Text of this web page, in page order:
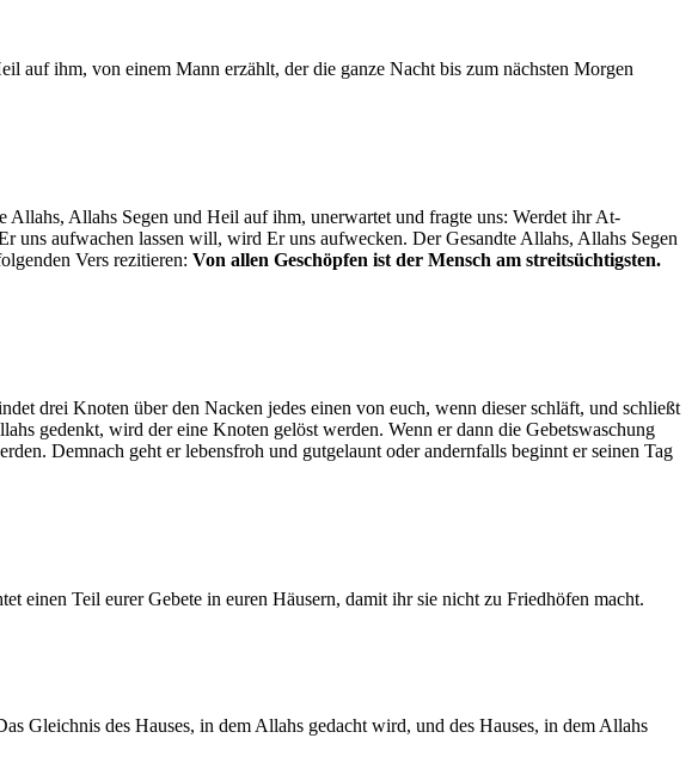
auf ihm, von einem Mann erzählt, der die ganze Nacht bis zum nächsten Morgen
Allahs Segen und Heil auf ihm, unerwartet und fragte uns: Werdet ihr At-
uns aufwachen lassen will, wird Er uns aufwecken. Der Gesandte Allahs, Allahs Segen
Vers rezitieren: Von allen Geschöpfen ist der Mensch am streitsüchtigsten.
drei Knoten über den Nacken jedes einen von euch, wenn dieser schläft, und schließt
gedenkt, wird der eine Knoten gelöst werden. Wenn er dann die Gebetswaschung
Demnach geht er lebensfroh und gutgelaunt oder andernfalls beginnt er seinen Tag
einen Teil eurer Gebete in euren Häusern, damit ihr sie nicht zu Friedhöfen macht.
Gleichnis des Hauses, in dem Allahs gedacht wird, und des Hauses, in dem Allahs